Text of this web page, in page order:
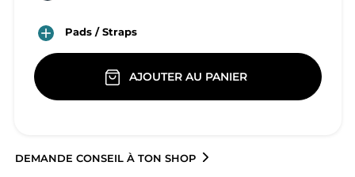
 Pads / Straps
AJOUTER AU PANIER
DEMANDE CONSEIL À TON SHOP